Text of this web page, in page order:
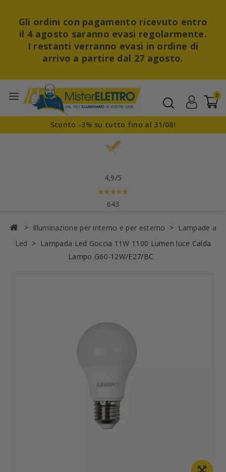
Gli ordini con pagamento ricevuto entro
il 4 agosto saranno evasi regolarmente.
I restanti verranno evasi in ordine di
arrivo a partire dal 27 agosto.
0
Sconto -3% su tutto fino al 31/08!
4,9/5
643
Illuminazione per interno e per esterno
Lampade a
Led
Lampada Led Goccia 11W 1100 Lumen luce Calda
Lampo G60-12W/E27/BC